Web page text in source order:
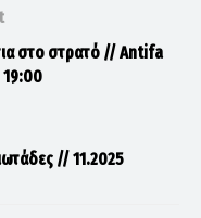
στο στρατό // Antifa
19:00
// 11.2025